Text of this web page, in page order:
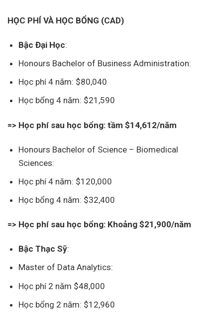
HỌC PHÍ VÀ HỌC BỔNG (CAD)
Bậc Đại Học:
Honours Bachelor of Business Administration:
Học phí 4 năm: $80,040
Học bổng 4 năm: $21,590
=> Học phí sau học bổng: tầm $14,612/năm
Honours Bachelor of Science – Biomedical
Sciences:
Học phí 4 năm: $120,000
Học bổng 4 năm: $32,400
=> Học phí sau học bổng: Khoảng $21,900/năm
Bậc Thạc Sỹ:
Master of Data Analytics:
Học phí 2 năm $48,000
Học bổng 2 năm: $12,960